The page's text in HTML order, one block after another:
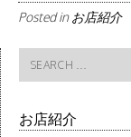
Posted in お店紹介
Search
for:
お店紹介